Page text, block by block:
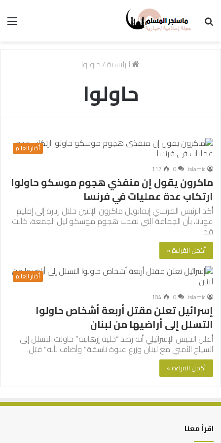
الرئيسية/حاولوا
حاولوا
أخبار العالم
islamic
0
117
ماكرون يقول إن منفذي هجوم موسكو حاولوا
ارتكاب عدة عمليات في فرنسا
أكد الرئيس الفرنسي إيمانويل ماكرون الإثنين خلال زيارة إلى إقليم
غويانا، بأن الجماعة التي نفذت هجوم موسكو ليل الجمعة، كانت
قد…
أكمل القراءة »
أخبار العالم
islamic
0
184
إسرائيل تعلن مقتل أربعة أشخاص حاولوا
التسلل إلى أراضيها من لبنان
أعلن الجيش الإسرائيلي أنه رصد “خلية إرهابية” حاولت التسلل إلى
السياج الأمني مع لبنان وزرع عبوة ناسفة” وأضاف بأنه” قتل…
أكمل القراءة »
اقرأ معنا